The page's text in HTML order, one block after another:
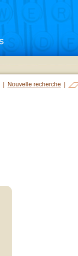
Nouvelle recherche